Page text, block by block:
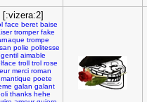
[:vizera:2]
face beret baise
tromper fake
trompe
polie politesse
gentil aimable
troll trol rose
merci roman
poete
galan galant
thanks hehe